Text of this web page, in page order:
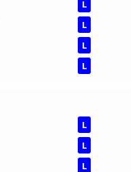
L
L
L
L
L
L
L